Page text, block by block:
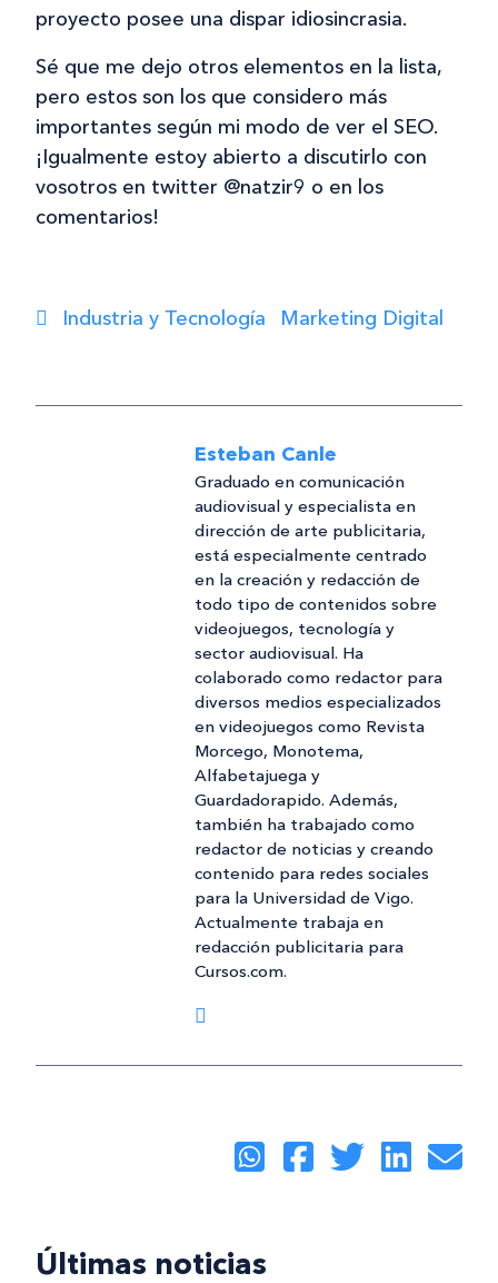
proyecto posee una dispar idiosincrasia.
Sé que me dejo otros elementos en la lista,
pero estos son los que considero más
importantes según mi modo de ver el SEO.
¡Igualmente estoy abierto a discutirlo con
vosotros en twitter @natzir9 o en los
comentarios!
Industria y Tecnología Marketing Digital
Esteban Canle
Graduado en comunicación
audiovisual y especialista en
dirección de arte publicitaria,
está especialmente centrado
en la creación y redacción de
todo tipo de contenidos sobre
videojuegos, tecnología y
sector audiovisual. Ha
colaborado como redactor para
diversos medios especializados
en videojuegos como Revista
Morcego, Monotema,
Alfabetajuega y
Guardadorapido. Además,
también ha trabajado como
redactor de noticias y creando
contenido para redes sociales
para la Universidad de Vigo.
Actualmente trabaja en
redacción publicitaria para
Cursos.com.
Últimas noticias